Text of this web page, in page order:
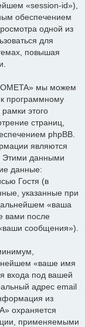
«session-id»),
обеспечением
одной из
для
повышая
мы можем
программному
этого
страниц,
phpBB.
являются
Этими данными
данные:
Гостя (в
указанные при
«ваша
вами после
сообщения»).
«ваше имя
входа под вашей
адрес email
из
охраняется
применяемыми